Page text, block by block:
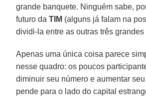
grande banquete. Ninguém sabe,
futuro daTIM (alguns já falam na
dividi-la entre as outras três grandes
Apenas uma única coisa parece
nesse quadro: os poucos
diminuir seu número e aumentar
pende para o lado do capital